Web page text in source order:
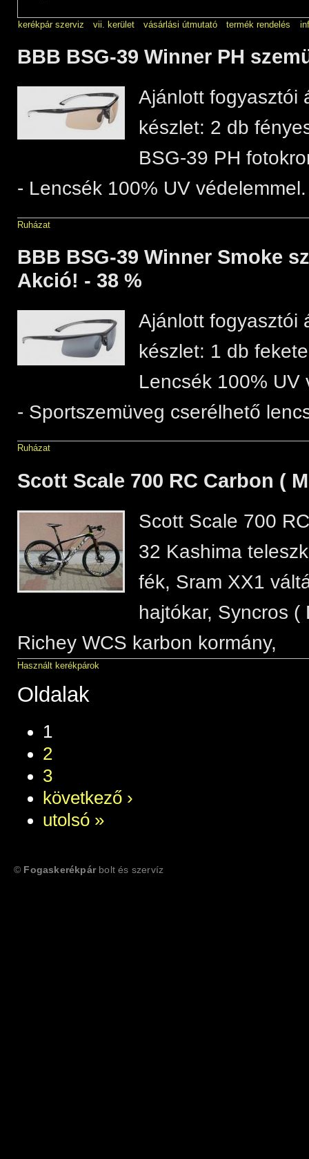
kerékpár szerviz vii. kerület vásárlási útmutató termék rendelés
BBB BSG-39 Winner PH
Ajánlott fogyasztói
készlet: 2 db
BSG-39 PH
- Lencsék 100% UV védelemmel.
Ruházat
BBB BSG-39 Winner Smoke
Akció! - 38 %
Ajánlott fogyasztói
készlet: 1 db
Lencsék 100% UV
- Sportszemüveg cserélhető
Ruházat
Scott Scale 700 RC Carbon (
Scott Scale 700
32 Kashima
fék, Sram XX1
hajtókar, Syncros (
Richey WCS karbon kormány,
Használt kerékpárok
Oldalak
1
2
3
következő ›
utolsó »
© Fogaskerékpárbolt és szervíz